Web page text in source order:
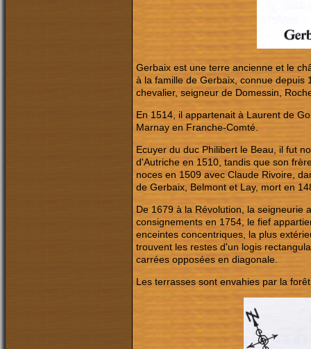
Gerbaix est une terre ancienne et le
à la famille de Gerbaix, connue depuis
chevalier, seigneur de Domessin,
En 1514, il appartenait à Laurent de
Marnay en Franche-Comté.
Ecuyer du duc Philibert le Beau, il fut
d'Autriche en 1510, tandis que son
noces en 1509 avec Claude Rivoire,
de Gerbaix, Belmont et Lay, mort en
De 1679 à la Révolution, la seigneurie
consignements en 1754, le fief
enceintes concentriques, la plus
trouvent les restes d'un logis
carrées opposées en diagonale.
Les terrasses sont envahies par la